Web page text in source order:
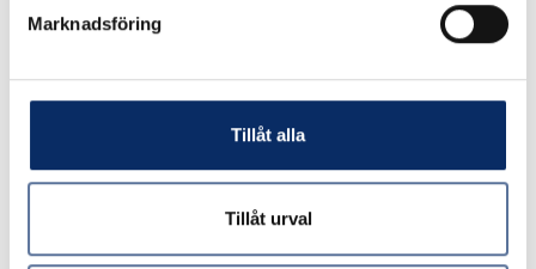
Marknadsföring
Tillåt alla
Tillåt urval
exkl. moms: 396kr exkl. moms: 74kr